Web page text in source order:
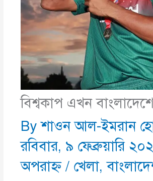
বিশ্বকাপ এখন
Byশাওন আল-ইমরান
রবিবার, ৯ ফেব্রুয়ারি
অপরাহ্ণ/ খেলা,